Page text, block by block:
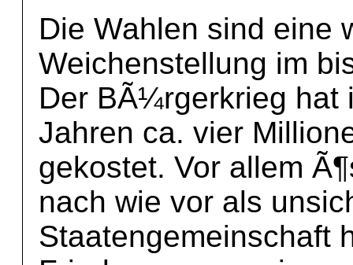
Die Wahlen sind eine
Weichenstellung im
Der BÃ¼rgerkrieg hat
Jahren ca. vier
gekostet. Vor allem
nach wie vor als
Staatengemeinschaft